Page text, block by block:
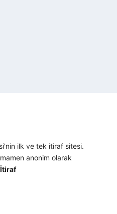
ilk ve tek itiraf sitesi.
anonim olarak